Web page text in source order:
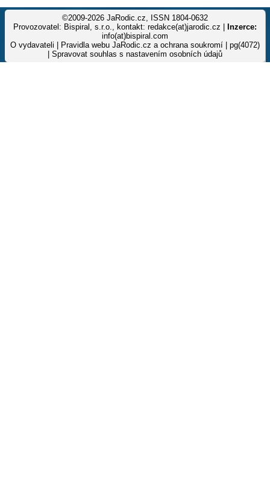
©2009-2026 JaRodic.cz, ISSN 1804-0632
Provozovatel: Bispiral, s.r.o., kontakt: redakce(at)jarodic.cz |
Inzerce:
info(at)bispiral.com
O vydavateli
Pravidla webu JaRodic.cz a ochrana soukromí | pg(4072)
Spravovat souhlas s nastavením osobních údajů